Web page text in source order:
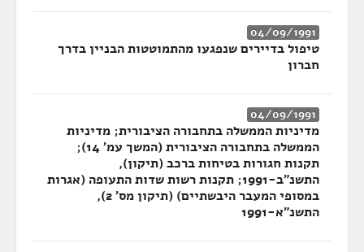
04/09/1991
טיפול בדיירים שנפגעו מהתמוטטות הבניין בדרך
חברון
04/09/1991
מדיניות הממשלה בתחבורה הציבורית; מדיניות
הממשלה בתחבורה הציבורית (המשך עמ' 14);
תקנות חגורות בטיחות ברכב (תיקון),
התשנ"ב-1991; תקנות רשות שדות התעופה (אגרות
במסופי המעבר היבשתיים) (תיקון מס' 2),
התשנ"א-1991